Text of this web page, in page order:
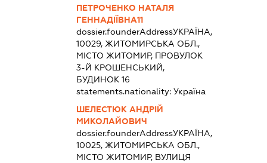
ПЕТРОЧЕНКО НАТАЛЯ
ГЕННАДІЇВНА11
dossier.founderAddressУКРАЇНА,
10029, ЖИТОМИРСЬКА ОБЛ.,
МІСТО ЖИТОМИР, ПРОВУЛОК
3-Й КРОШЕНСЬКИЙ,
БУДИНОК 16
statements.nationality: Україна
ШЕЛЕСТЮК АНДРІЙ
МИКОЛАЙОВИЧ
dossier.founderAddressУКРАЇНА,
10025, ЖИТОМИРСЬКА ОБЛ.,
МІСТО ЖИТОМИР, ВУЛИЦЯ